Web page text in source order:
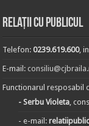
Relații cu publicul
Telefon:0239.619.600,
E-mail:
Functionarul resposabil
- Serbu Violeta,
- e-mail: